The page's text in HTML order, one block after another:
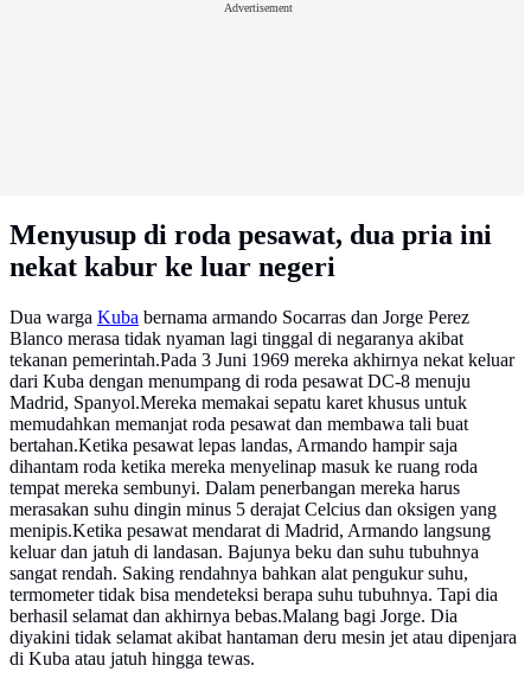
Advertisement
Menyusup di roda pesawat, dua pria ini
nekat kabur ke luar negeri
Dua warga Kuba bernama armando Socarras dan Jorge Perez
Blanco merasa tidak nyaman lagi tinggal di negaranya akibat
tekanan pemerintah.Pada 3 Juni 1969 mereka akhirnya nekat keluar
dari Kuba dengan menumpang di roda pesawat DC-8 menuju
Madrid, Spanyol.Mereka memakai sepatu karet khusus untuk
memudahkan memanjat roda pesawat dan membawa tali buat
bertahan.Ketika pesawat lepas landas, Armando hampir saja
dihantam roda ketika mereka menyelinap masuk ke ruang roda
tempat mereka sembunyi. Dalam penerbangan mereka harus
merasakan suhu dingin minus 5 derajat Celcius dan oksigen yang
menipis.Ketika pesawat mendarat di Madrid, Armando langsung
keluar dan jatuh di landasan. Bajunya beku dan suhu tubuhnya
sangat rendah. Saking rendahnya bahkan alat pengukur suhu,
termometer tidak bisa mendeteksi berapa suhu tubuhnya. Tapi dia
berhasil selamat dan akhirnya bebas.Malang bagi Jorge. Dia
diyakini tidak selamat akibat hantaman deru mesin jet atau dipenjara
di Kuba atau jatuh hingga tewas.